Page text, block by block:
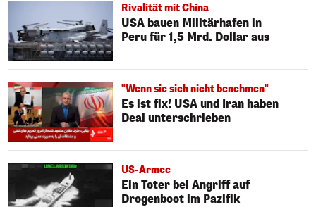
Rivalität mit China
USA bauen Militärhafen in
Peru für 1,5 Mrd. Dollar aus
"Wenn sie sich nicht benehmen"
Es ist fix! USA und Iran haben
Deal unterschrieben
US-Armee
Ein Toter bei Angriff auf
Drogenboot im Pazifik